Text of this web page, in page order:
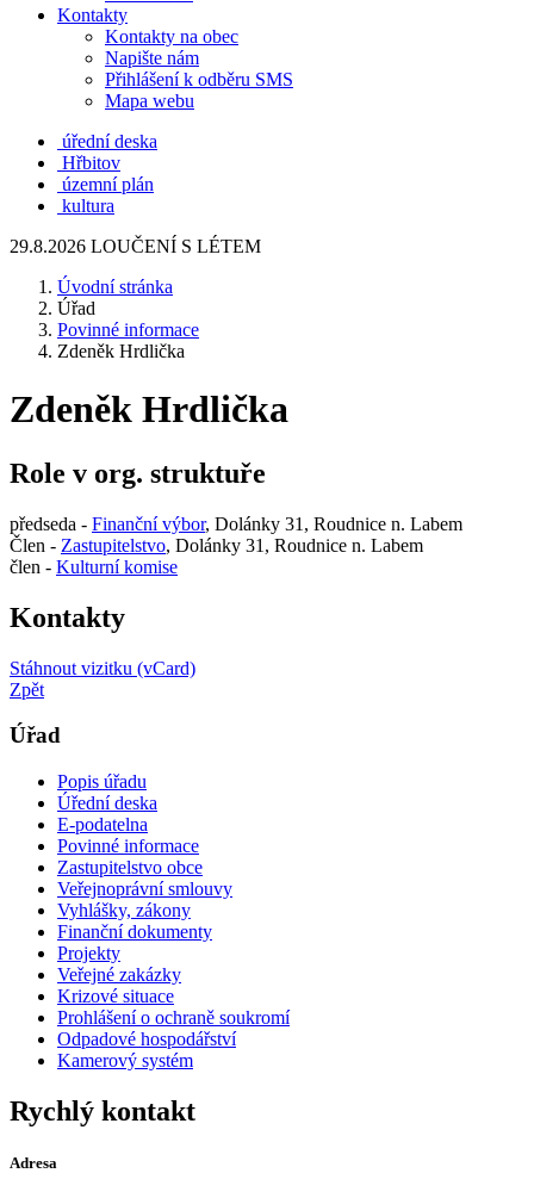
Kontakty
Kontakty na obec
Napište nám
Přihlášení k odběru SMS
Mapa webu
úřední deska
Hřbitov
územní plán
kultura
29.8.2026 LOUČENÍ S LÉTEM
Úvodní stránka
Úřad
Povinné informace
Zdeněk Hrdlička
Zdeněk Hrdlička
Role v org. struktuře
předseda - Finanční výbor, Dolánky 31, Roudnice n. Labem
Člen - Zastupitelstvo, Dolánky 31, Roudnice n. Labem
člen - Kulturní komise
Kontakty
Stáhnout vizitku (vCard)
Zpět
Úřad
Popis úřadu
Úřední deska
E-podatelna
Povinné informace
Zastupitelstvo obce
Veřejnoprávní smlouvy
Vyhlášky, zákony
Finanční dokumenty
Projekty
Veřejné zakázky
Krizové situace
Prohlášení o ochraně soukromí
Odpadové hospodářství
Kamerový systém
Rychlý kontakt
Adresa